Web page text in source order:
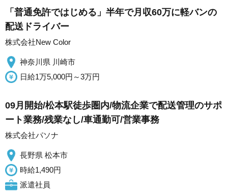
「普通免許ではじめる」半年で月収60万に軽バンの
配送ドライバー
株式会社New Color
神奈川県 川崎市
日給1万5,000円～3万円
09月開始/松本駅徒歩圏内/物流企業で配送管理のサポ
ート業務/残業なし/車通勤可/営業事務
株式会社パソナ
長野県 松本市
時給1,490円
派遣社員